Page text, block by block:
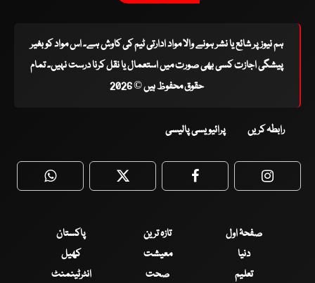
ہم نیوز پر شائع یا نشر ہونے والا مواد ادارتی ٹیم کی کاوش ہے۔ اس مواد کو بغیر
پیشگی اجازت کسی بھی صورت میں استعمال یا نقل کرنا درست نہیں۔ تمام
حقوق محفوظ ہیں © 2026
رابطہ کریں پرائیویسی پالیسی
WhatsApp Twitter Facebook
صفحۂ اول تازہ ترین
پاکستان
دنیا
معیشت
کھیل
تعلیم
صحت
انٹرٹینمنٹ